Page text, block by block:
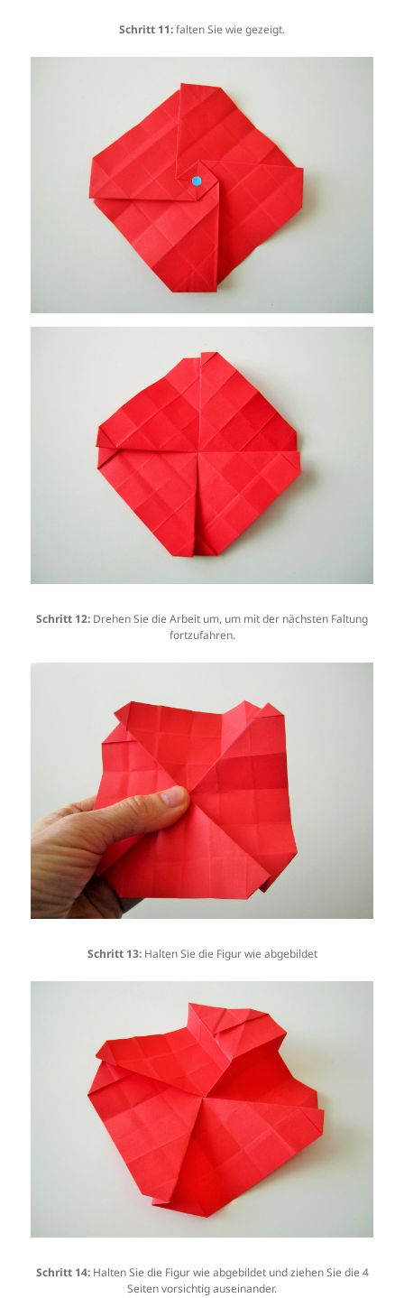
Schritt 11:falten Sie wie gezeigt.
Schritt 12: Drehen Sie die Arbeit um, um mit der nächsten Faltung
fortzufahren.
Schritt 13:Halten Sie die Figur wie abgebildet
Schritt 14:Halten Sie die Figur wie abgebildet und ziehen Sie die 4
Seiten vorsichtig auseinander.